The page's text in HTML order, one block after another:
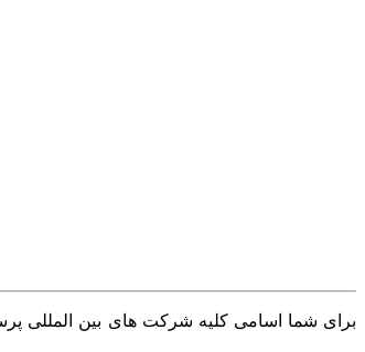
برای شما اسامی کلیه شرکت های بین المللی